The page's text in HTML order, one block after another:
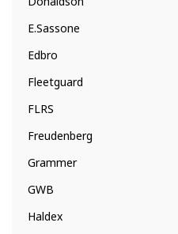
E.Sassone
Edbro
Fleetguard
FLRS
Freudenberg
Grammer
GWB
Haldex